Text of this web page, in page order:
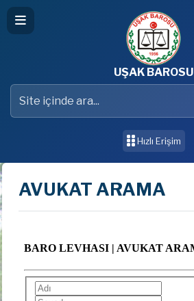
UŞAK BAROSU
Site içinde ara
Hızlı Erişim
AVUKAT ARAMA